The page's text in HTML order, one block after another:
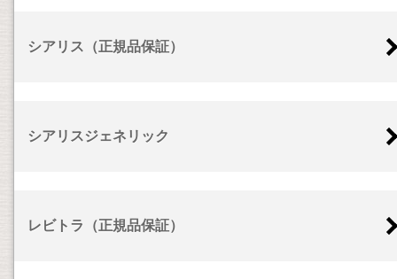
シアリス（正規品保証）
シアリスジェネリック
レビトラ（正規品保証）